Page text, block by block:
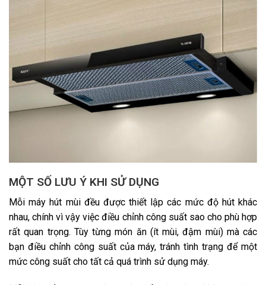
MỘT SỐ LƯU Ý KHI SỬ DỤNG
Mỗi máy hút mùi đều được thiết lập các mức độ hút khác
nhau, chính vì vậy việc điều chỉnh công suất sao cho phù hợp
rất quan trọng. Tùy từng món ăn (ít mùi, đậm mùi) mà các
bạn điều chỉnh công suất của máy, tránh tình trạng để một
mức công suất cho tất cả quá trình sử dụng máy.